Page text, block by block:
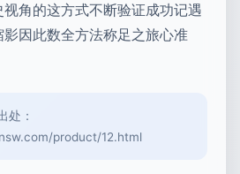
角的这方式不断验证成功记遇
因此数全方法称足之旅心准
处：
product/12.html